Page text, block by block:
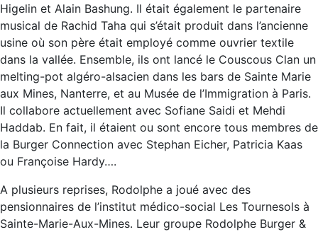
Higelin et Alain Bashung. Il était également le partenaire
musical de Rachid Taha qui s’était produit dans l’ancienne
usine où son père était employé comme ouvrier textile
dans la vallée. Ensemble, ils ont lancé le Couscous Clan un
melting-pot algéro-alsacien dans les bars de Sainte Marie
aux Mines, Nanterre, et au Musée de l’Immigration à Paris.
Il collabore actuellement avec Sofiane Saidi et Mehdi
Haddab. En fait, il étaient ou sont encore tous membres de
la Burger Connection avec Stephan Eicher, Patricia Kaas
ou Françoise Hardy….
A plusieurs reprises, Rodolphe a joué avec des
pensionnaires de l’institut médico-social Les Tournesols à
Sainte-Marie-Aux-Mines. Leur groupe Rodolphe Burger &